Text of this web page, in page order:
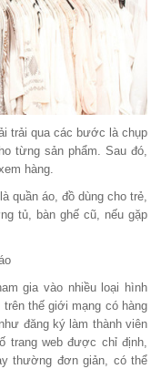
trải qua các bước là chụp
từng sản phẩm. Sau đó,
hàng.
quần áo, đồ dùng cho trẻ,
tủ, bàn ghế cũ, nếu gặp
gia vào nhiều loại hình
thế giới mạng có hàng
đăng ký làm thành viên
trang web được chỉ định,
thường đơn giản, có thể